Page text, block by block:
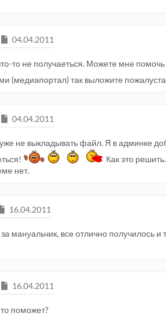
Сообщение
04.04.2011
то не получаеться. Можете мне
(медиапортал) так выложите
Сообщение
04.04.2011
не выкладывать файл. Я в админке
Как это
нет.
Сообщение
16.04.2011
мануальчик, все отлично получилось
Сообщение
16.04.2011
поможет?